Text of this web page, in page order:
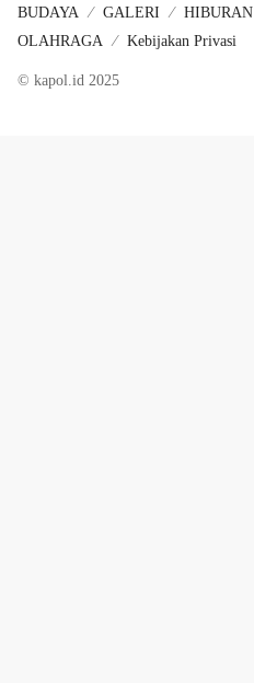
BUDAYA GALERI HIBURAN
OLAHRAGA
Kebijakan Privasi
© kapol.id 2025